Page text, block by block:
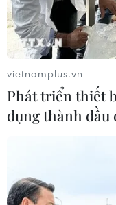
TIN CÙNG
vietnamplus.vn
Phát triển thiết
dụng thành dầu